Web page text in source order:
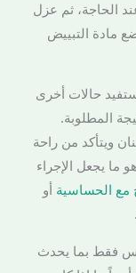
الحاجة، ثم عزل
مادة التبييض
حالات أخرى
المطلوبة.
ويتأكد من راحة
ما يجعل الإجراء
مع الحساسية أو
فقط بما يحدث